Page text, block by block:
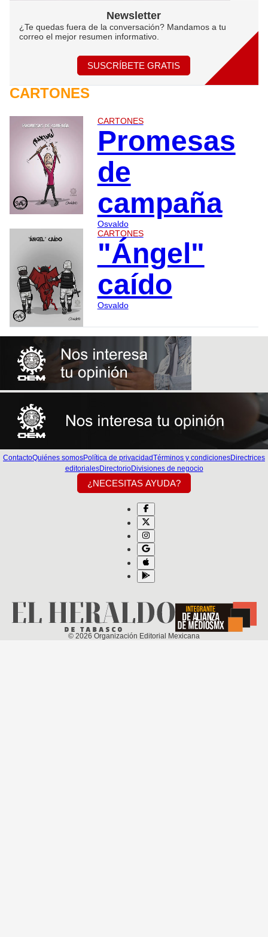
Newsletter
¿Te quedas fuera de la conversación? Mandamos a tu
correo el mejor resumen informativo.
SUSCRÍBETE GRATIS
CARTONES
CARTONES
Promesas
de
campaña
Osvaldo
CARTONES
"Ángel"
caído
Osvaldo
ContactoQuiénes somosPolítica de privacidadTérminos y condicionesDirectrices
editorialesDirectorioDivisiones de negocio
¿NECESITAS AYUDA?
© 2026 Organización Editorial Mexicana